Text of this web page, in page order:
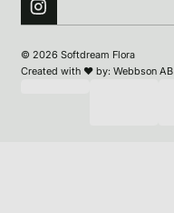
© 2026 Softdream Flora
Created with ♥by: Webbson AB